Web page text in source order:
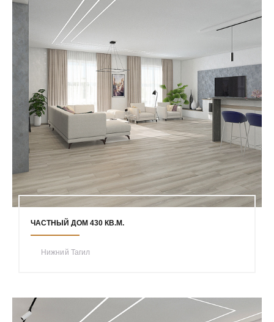
ЧАСТНЫЙ ДОМ 430 КВ.М.
Нижний Тагил